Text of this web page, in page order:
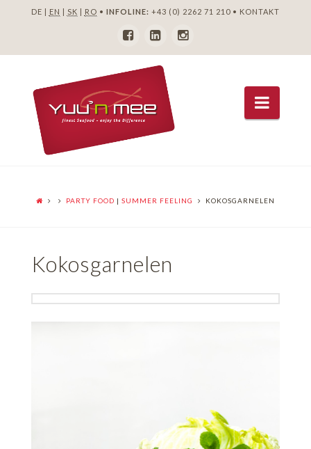
DE | EN | SK | RO • INFOLINE: +43 (0) 2262 71 210• KONTAKT
PARTY FOOD | SUMMER FEELING KOKOSGARNELEN
Kokosgarnelen